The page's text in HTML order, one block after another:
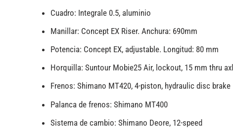
Cuadro: Integrale 0.5, aluminio
Manillar: Concept EX Riser. Anchura: 690mm
Potencia: Concept EX, adjustable. Longitud: 80 mm
Horquilla: Suntour Mobie25 Air, lockout, 15 mm thru
Frenos: Shimano MT420, 4-piston, hydraulic disc brake
Palanca de frenos: Shimano MT400
Sistema de cambio: Shimano Deore, 12-speed